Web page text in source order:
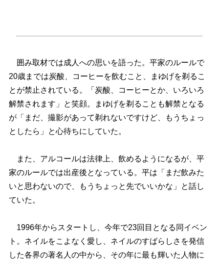
囲み取材では成人への思いを語った。平家のルールで
20歳までは炭酸、コーヒーを飲むこと、まゆげを剃るこ
とが禁止されている。「炭酸、コーヒーとか、いろいろ
解禁されます」と笑顔。まゆげを剃ることも解禁となる
が「まだ、撮影があって剃れないですけど、もうちょっ
としたら」と心待ちにしていた。
また、アルコールは法律上、飲めるようになるが、平
家のルールでは出産後となっている。平は「まだ飲みた
いと思わないので、もうちょっと先でいいかな」と話し
ていた。
1996年からスタートし、今年で23回目となる同イベン
ト。ネイルをこよなく愛し、ネイルのすばらしさを発信
した各界の著名人の中から、その年に最も輝いた人物に